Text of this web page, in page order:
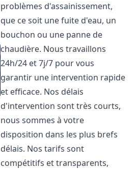
problèmes d'assainissement,
que ce soit une fuite d'eau, un
bouchon ou une panne de
chaudière. Nous travaillons
24h/24 et 7j/7 pour vous
garantir une intervention rapide
et efficace. Nos délais
d'intervention sont très courts,
nous sommes à votre
disposition dans les plus brefs
délais. Nos tarifs sont
compétitifs et transparents,